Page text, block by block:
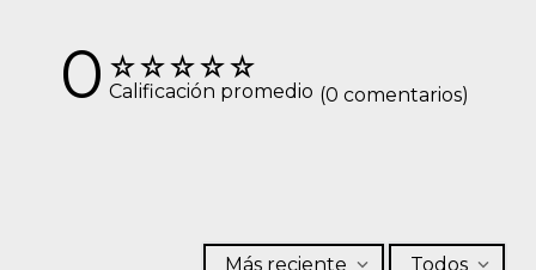
☆☆☆☆☆
0 Calificación promedio (0 comentarios)
Más reciente Todos